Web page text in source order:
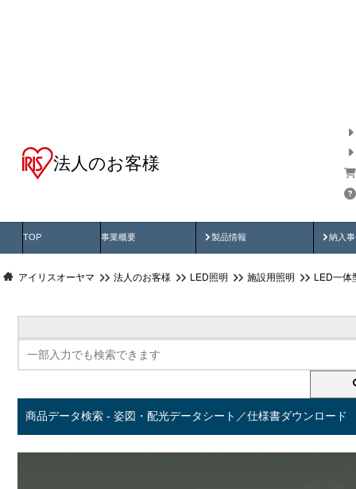
法人のお客様
TOP 事業概要 製品情報
製品動画 納入
納
アイリスオーヤマ 法人のお客様 LED照明 施設用照明 LED一体
商品データ検索 - 姿図・配光データシート／仕様書ダウンロード